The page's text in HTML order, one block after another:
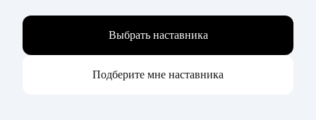
Выбрать наставника
Подберите мне наставника